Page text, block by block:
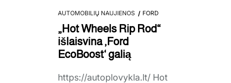
AUTOMOBILIŲ NAUJIENOS FORD
„Hot Wheels Rip Rod“
išlaisvina ‚Ford
EcoBoost‘ galią
https://autoplovykla.lt/ Hot